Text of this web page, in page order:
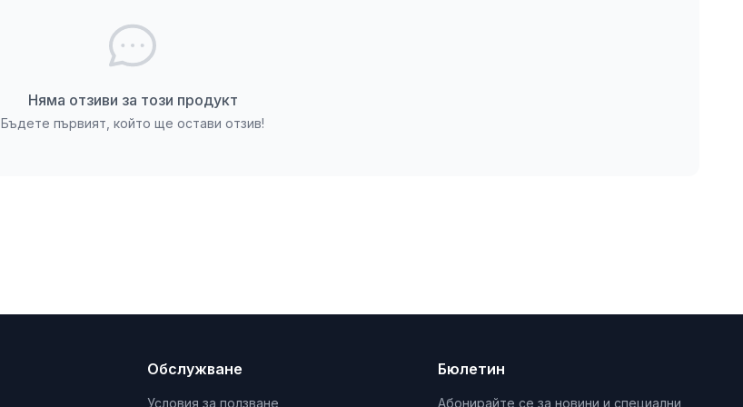
Няма отзиви за този продукт
Бъдете първият, който ще остави отзив!
Обслужване
Условия за ползване
Бюлетин
Абонирайте се за новини и специални